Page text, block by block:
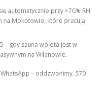
automatycznie przy >70% RH.
na Mokotowie, które pracują
– gdy sauna wpieta jest w
na Wilanowie.
– oddzwonimy. 570